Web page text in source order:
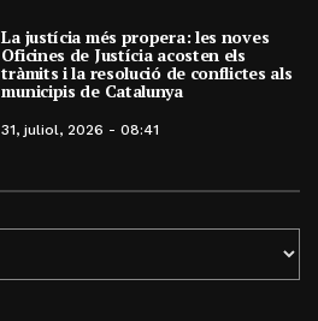
La justícia més propera: les noves
Oficines de Justícia acosten els
tràmits i la resolució de conflictes als
municipis de Catalunya
31, juliol, 2026 - 08:41